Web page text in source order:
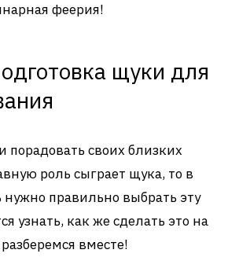
феерия!
щуки для
своих близких
роль сыграет щука, то в
нужно правильно выбрать эту
узнать, как же сделать это на
вместе!